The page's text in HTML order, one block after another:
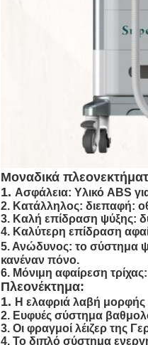
Μοναδικά
1. Ασφάλεια: Υλικό ABS
2. Κατάλληλος: διεπαφή:
3. Καλή επίδραση ψύξης:
4. Καλύτερη επίδραση
5. Ανώδυνος: το σύστημα
κανέναν πόνο.
6. Μόνιμη αφαίρεση
Πλεονέκτημα:
1. Η ελαφριά λαβή
2. Ευφυές σύστημα
3. Οι φραγμοί λέιζερ της
4. Το διπλό σύστημα